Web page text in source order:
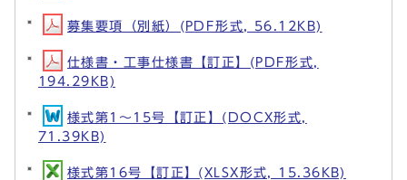
募集要項（別紙）(PDF形式, 56.12KB)
仕様書・工事仕様書【訂正】(PDF形式,
194.29KB)
様式第1～15号【訂正】(DOCX形式,
71.39KB)
様式第16号【訂正】(XLSX形式, 15.36KB)